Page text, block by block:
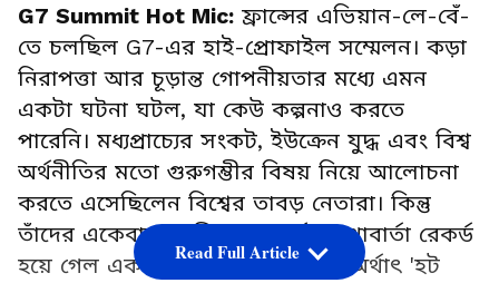
G7 Summit Hot Mic: ফ্রান্সের এভিয়ান-লে-বেঁ-
তে চলছিল G7-এর হাই-প্রোফাইল সম্মেলন। কড়া
নিরাপত্তা আর চূড়ান্ত গোপনীয়তার মধ্যে এমন
একটা ঘটনা ঘটল, যা কেউ কল্পনাও করতে
পারেনি। মধ্যপ্রাচ্যের সংকট, ইউক্রেন যুদ্ধ এবং বিশ্ব
অর্থনীতির মতো গুরুগম্ভীর বিষয় নিয়ে আলোচনা
করতে এসেছিলেন বিশ্বের তাবড় নেতারা। কিন্তু
তাঁদের একেবারে ব্যক্তিগত মুহূর্তের কথাবার্তা রেকর্ড
হয়ে গেল একটা চালু মাইক্রোফোনে, অর্থাৎ 'হট
Read Full Article